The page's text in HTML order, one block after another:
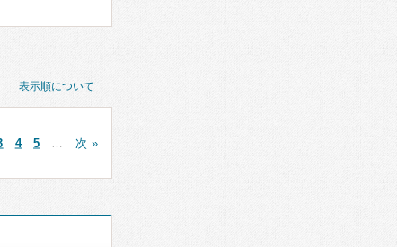
表示順について
4 5 次 »